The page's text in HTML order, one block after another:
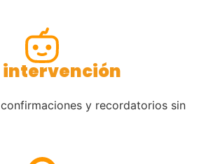
intervención
y recordatorios sin